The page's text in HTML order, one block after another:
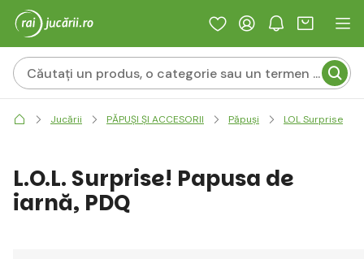
Jucării PĂPUȘI ȘI ACCESORII Păpuși LOL Surprise
L.O.L. Surprise! Papusa de
iarnă, PDQ